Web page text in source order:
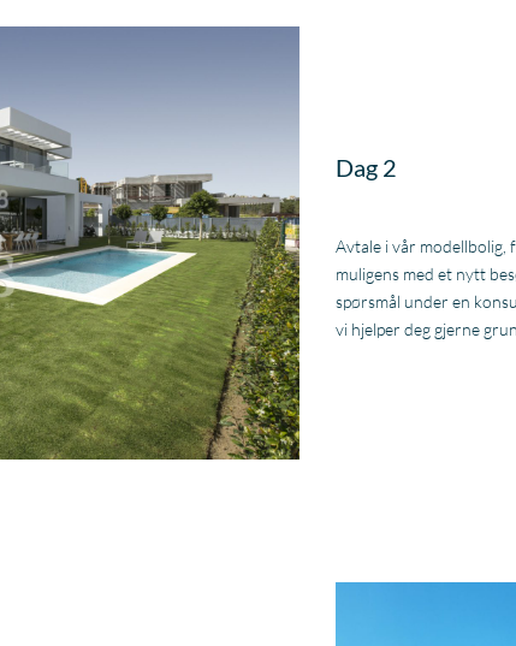
Dag 2
Avtale i vår modellbolig,
muligens med et nytt
spørsmål under en
vi hjelper deg gjerne